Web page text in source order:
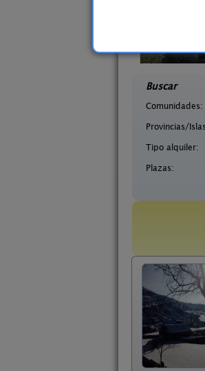
25 €
Buscar
Comunidades:
Provincias/
Tipo alquiler:
Plazas: